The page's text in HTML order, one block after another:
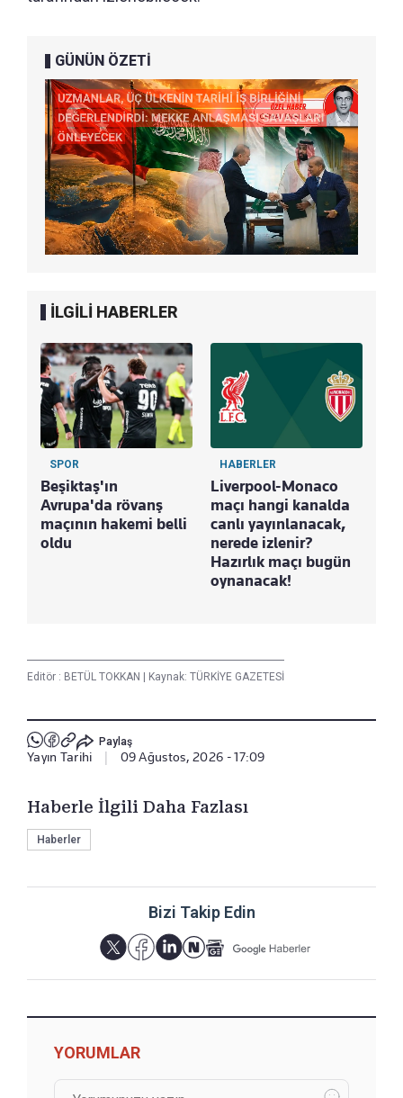
GÜNÜN ÖZETİ
İLGİLİ HABERLER
SPOR
Beşiktaş'ın
Avrupa'da rövanş
maçının hakemi belli
oldu
HABERLER
Liverpool-Monaco
maçı hangi kanalda
canlı yayınlanacak,
nerede izlenir?
Hazırlık maçı bugün
oynanacak!
Editör : BETÜL TOKKAN Kaynak: TÜRKİYE GAZETESİ
Paylaş
Yayın Tarihi 09 Ağustos, 2026 - 17:09
Haberle İlgili Daha Fazlası
Haberler
Bizi Takip Edin
YORUMLAR